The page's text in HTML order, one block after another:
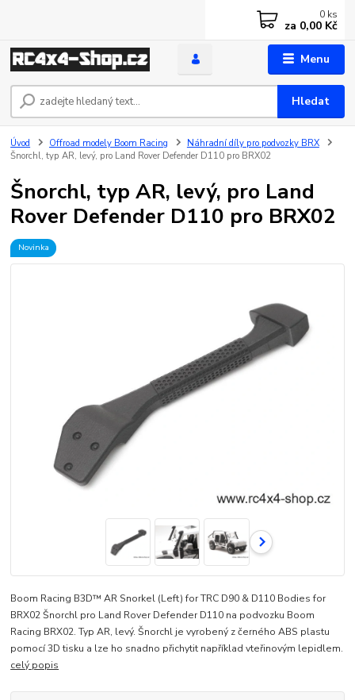
Menu
Hledat
0 ks
za 0,00 Kč
Úvod Offroad modely Boom Racing
Náhradní díly pro podvozky BRX
Šnorchl, typ AR, levý, pro Land Rover Defender D110 pro BRX02
Šnorchl, typ AR, levý, pro Land
Rover Defender D110 pro BRX02
Novinka
Boom Racing B3D™ AR Snorkel (Left) for TRC D90 & D110 Bodies for
BRX02 Šnorchl pro Land Rover Defender D110 na podvozku Boom
Racing BRX02. Typ AR, levý. Šnorchl je vyrobený z černého ABS plastu
pomocí 3D tisku a lze ho snadno přichytit například vteřinovým lepidlem.
celý popis